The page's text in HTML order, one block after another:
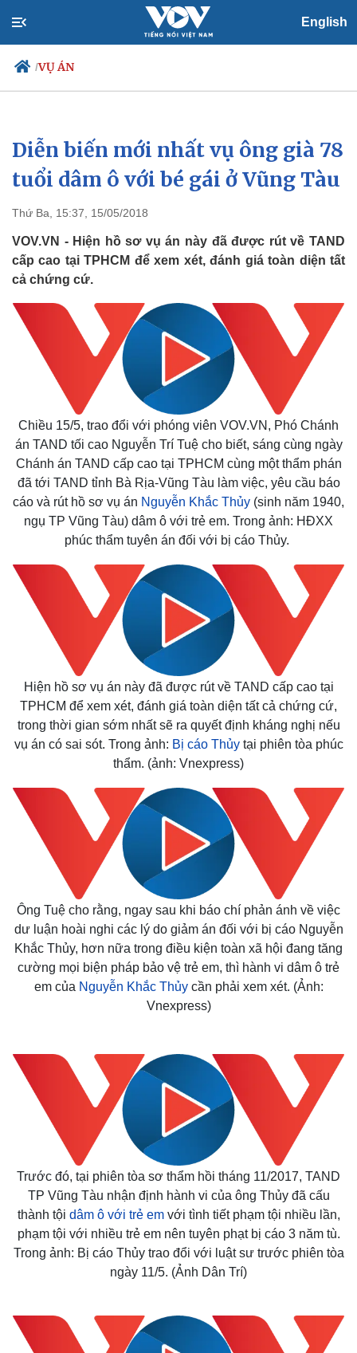
English
/VỤ ÁN
Chính trị
Đảng
Tổ chức nhân sự
Nhận diện sự thật
Xã hội
Tin 24h
Dự báo thời tiết
Việc làm
Biển đảo
Quan sát
Cuộc sống đó đây
Video
Diễn biến mới nhất vụ ông già 78
tuổi dâm ô với bé gái ở Vũng Tàu
Thứ Ba, 15:37, 15/05/2018
VOV.VN - Hiện hồ sơ vụ án này đã được rút về TAND
cấp cao tại TPHCM để xem xét, đánh giá toàn diện tất
cả chứng cứ.
Chiều 15/5, trao đổi với phóng viên VOV.VN, Phó Chánh
án TAND tối cao Nguyễn Trí Tuệ cho biết, sáng cùng ngày
Chánh án TAND cấp cao tại TPHCM cùng một thẩm phán
đã tới TAND tỉnh Bà Rịa-Vũng Tàu làm việc, yêu cầu báo
cáo và rút hồ sơ vụ án Nguyễn Khắc Thủy (sinh năm 1940,
ngụ TP Vũng Tàu) dâm ô với trẻ em. Trong ảnh: HĐXX
phúc thẩm tuyên án đối với bị cáo Thủy.
Hiện hồ sơ vụ án này đã được rút về TAND cấp cao tại
TPHCM để xem xét, đánh giá toàn diện tất cả chứng cứ,
trong thời gian sớm nhất sẽ ra quyết định kháng nghị nếu
vụ án có sai sót. Trong ảnh: Bị cáo Thủytại phiên tòa phúc
thẩm. (ảnh: Vnexpress)
Ông Tuệ cho rằng, ngay sau khi báo chí phản ánh về việc
dư luận hoài nghi các lý do giảm án đối với bị cáo Nguyễn
Khắc Thủy, hơn nữa trong điều kiện toàn xã hội đang tăng
cường mọi biện pháp bảo vệ trẻ em, thì hành vi dâm ô trẻ
em của Nguyễn Khắc Thủycần phải xem xét. (Ảnh:
Vnexpress)
Trước đó, tại phiên tòa sơ thẩm hồi tháng 11/2017, TAND
TP Vũng Tàu nhận định hành vi của ông Thủy đã cấu
thành tội dâm ô với trẻ emvới tình tiết phạm tội nhiều lần,
phạm tội với nhiều trẻ em nên tuyên phạt bị cáo 3 năm tù.
Trong ảnh: Bị cáo Thủy trao đổi với luật sư trước phiên tòa
ngày 11/5. (Ảnh Dân Trí)